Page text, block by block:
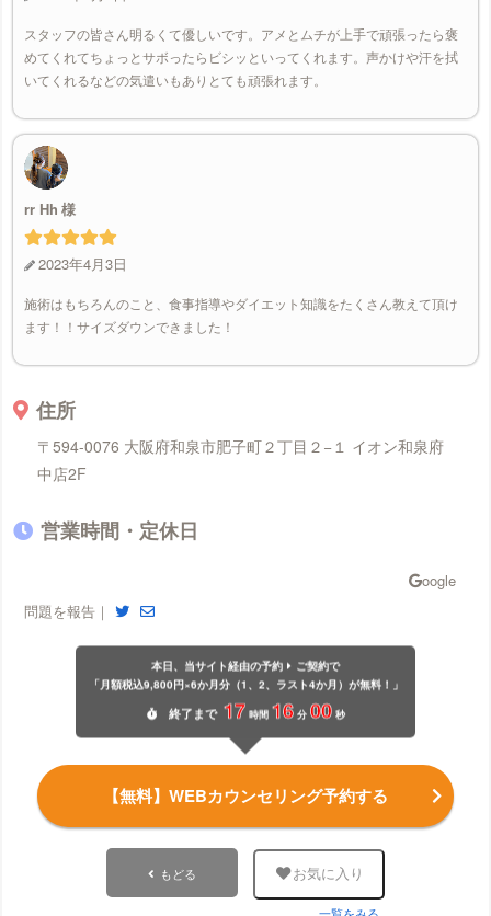
スタッフの皆さん明るくて優しいです。アメとムチが上手で頑張ったら褒
めてくれてちょっとサボったらビシッといってくれます。声かけや汗を拭
いてくれるなどの気遣いもありとても頑張れます。
rr Hh
2023年4月3日
施術はもちろんのこと、食事指導やダイエット知識をたくさん教えて頂け
ます！！サイズダウンできました！
住所
〒594-0076 大阪府和泉市肥子町２丁目２−１ イオン和泉府
中店2F
営業時間・定休日
問題を報告｜
本日、当サイト経由の予約
ご契約で
「月額税込9,800円×6か月分（1、2、ラスト4か月）が無料！」
終了 まで 17 時間 15 分 59 秒
【無料】WEBカウンセリング予約する
もどる お気に入り